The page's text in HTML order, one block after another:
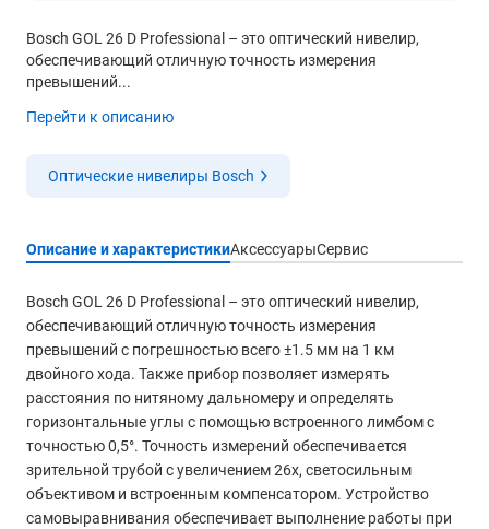
Bosch GOL 26 D Professional – это оптический нивелир,
обеспечивающий отличную точность измерения
превышений...
Перейти к описанию
Оптические нивелиры Bosch
Описание и характеристикиАксессуарыСервис
Bosch GOL 26 D Professional – это оптический нивелир,
обеспечивающий отличную точность измерения
превышений с погрешностью всего ±1.5 мм на 1 км
двойного хода. Также прибор позволяет измерять
расстояния по нитяному дальномеру и определять
горизонтальные углы с помощью встроенного лимбом с
точностью 0,5°. Точность измерений обеспечивается
зрительной трубой с увеличением 26x, светосильным
объективом и встроенным компенсатором. Устройство
самовыравнивания обеспечивает выполнение работы при